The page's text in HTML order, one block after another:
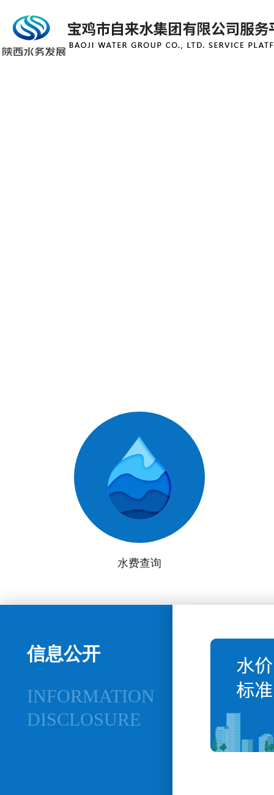
水费查询
信息公开
INFORMATION
DISCLOSURE